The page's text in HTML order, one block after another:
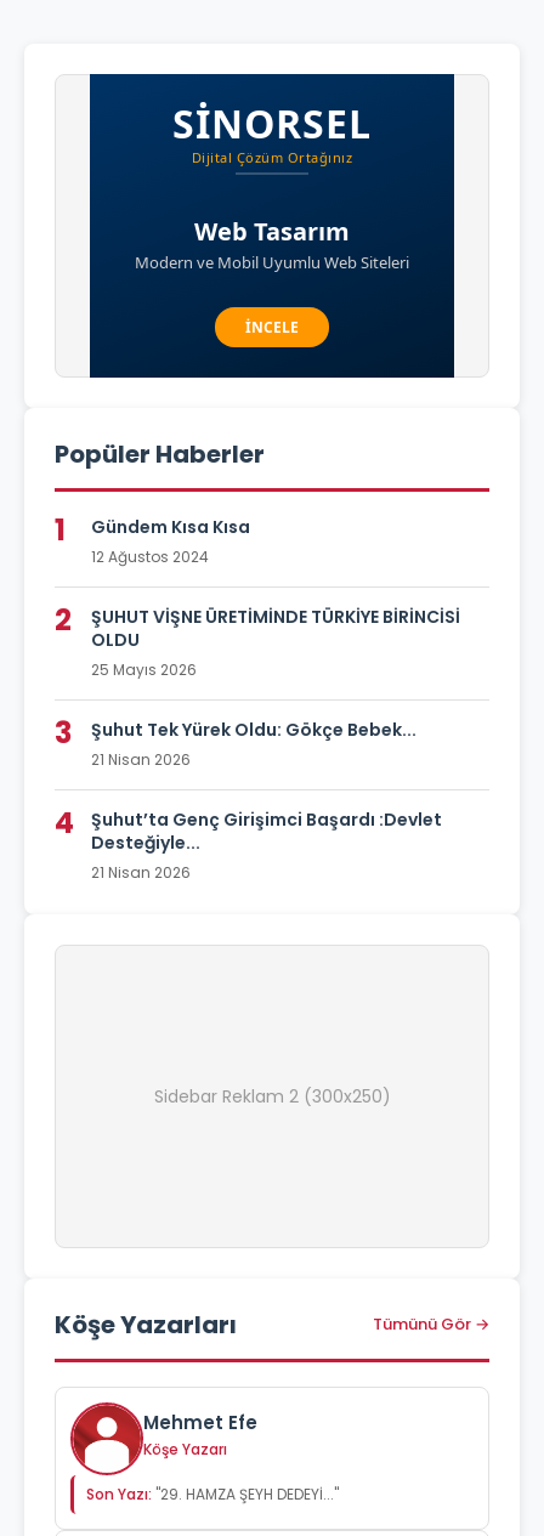
Popüler Haberler
1 Gündem Kısa Kısa
12 Ağustos 2024
2
ŞUHUT VİŞNE ÜRETİMİNDE TÜRKİYE BİRİNCİSİ
OLDU
25 Mayıs 2026
3 Şuhut Tek Yürek Oldu: Gökçe Bebek...
21 Nisan 2026
4
Şuhut’ta Genç Girişimci Başardı :Devlet
Desteğiyle...
21 Nisan 2026
Sidebar Reklam 2 (300x250)
Köşe Yazarları Tümünü Gör →
Mehmet Efe
Köşe Yazarı
Son Yazı: "29. HAMZA ŞEYH DEDEYİ..."